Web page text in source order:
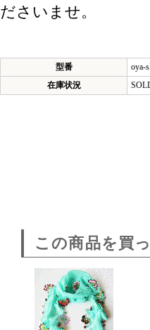
ださいませ。
型番
oya-
在庫状況
この商品を買